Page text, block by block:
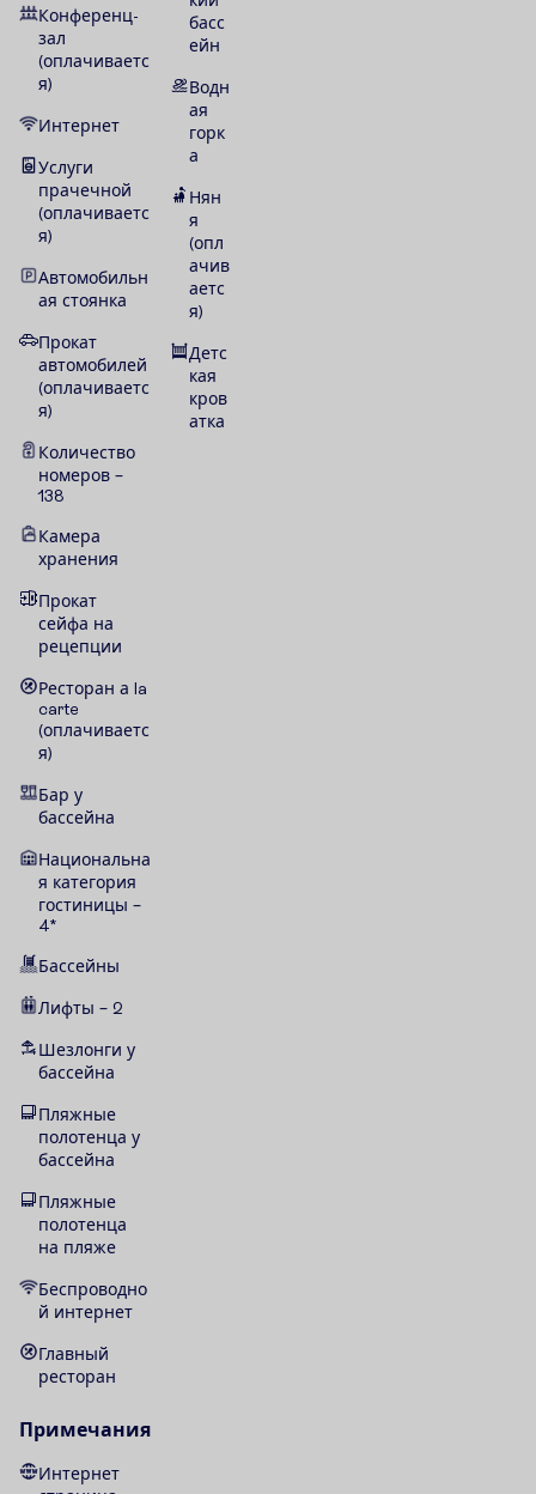
Конференц-
зал
(оплачиваетс
я)
Интернет
Услуги
прачечной
(оплачиваетс
я)
Автомобильн
ая стоянка
Прокат
автомобилей
(оплачиваетс
я)
Количество
номеров –
138
Камера
хранения
Прокат
сейфа на
рецепции
Ресторан а la
carte
(оплачиваетс
я)
Бар у
бассейна
Национальна
я категория
гостиницы –
4*
Бассейны
Лифты – 2
Шезлонги у
бассейна
Пляжные
полотенца у
бассейна
Пляжные
полотенца
на пляже
Беспроводно
й интернет
Главный
ресторан
басс
ейн
Водн
ая
горк
а
Нян
я
(опл
ачив
аетс
я)
Детс
кая
кров
атка
Примечания
Интернет